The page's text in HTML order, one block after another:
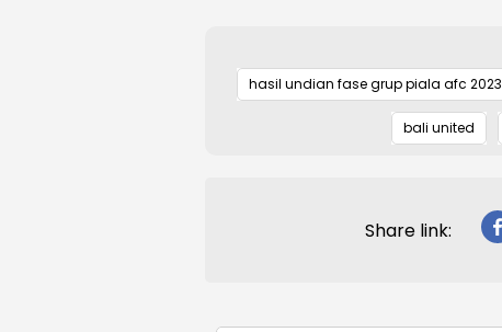
hasil undian fase grup piala afc 2023
bali united
Share link: